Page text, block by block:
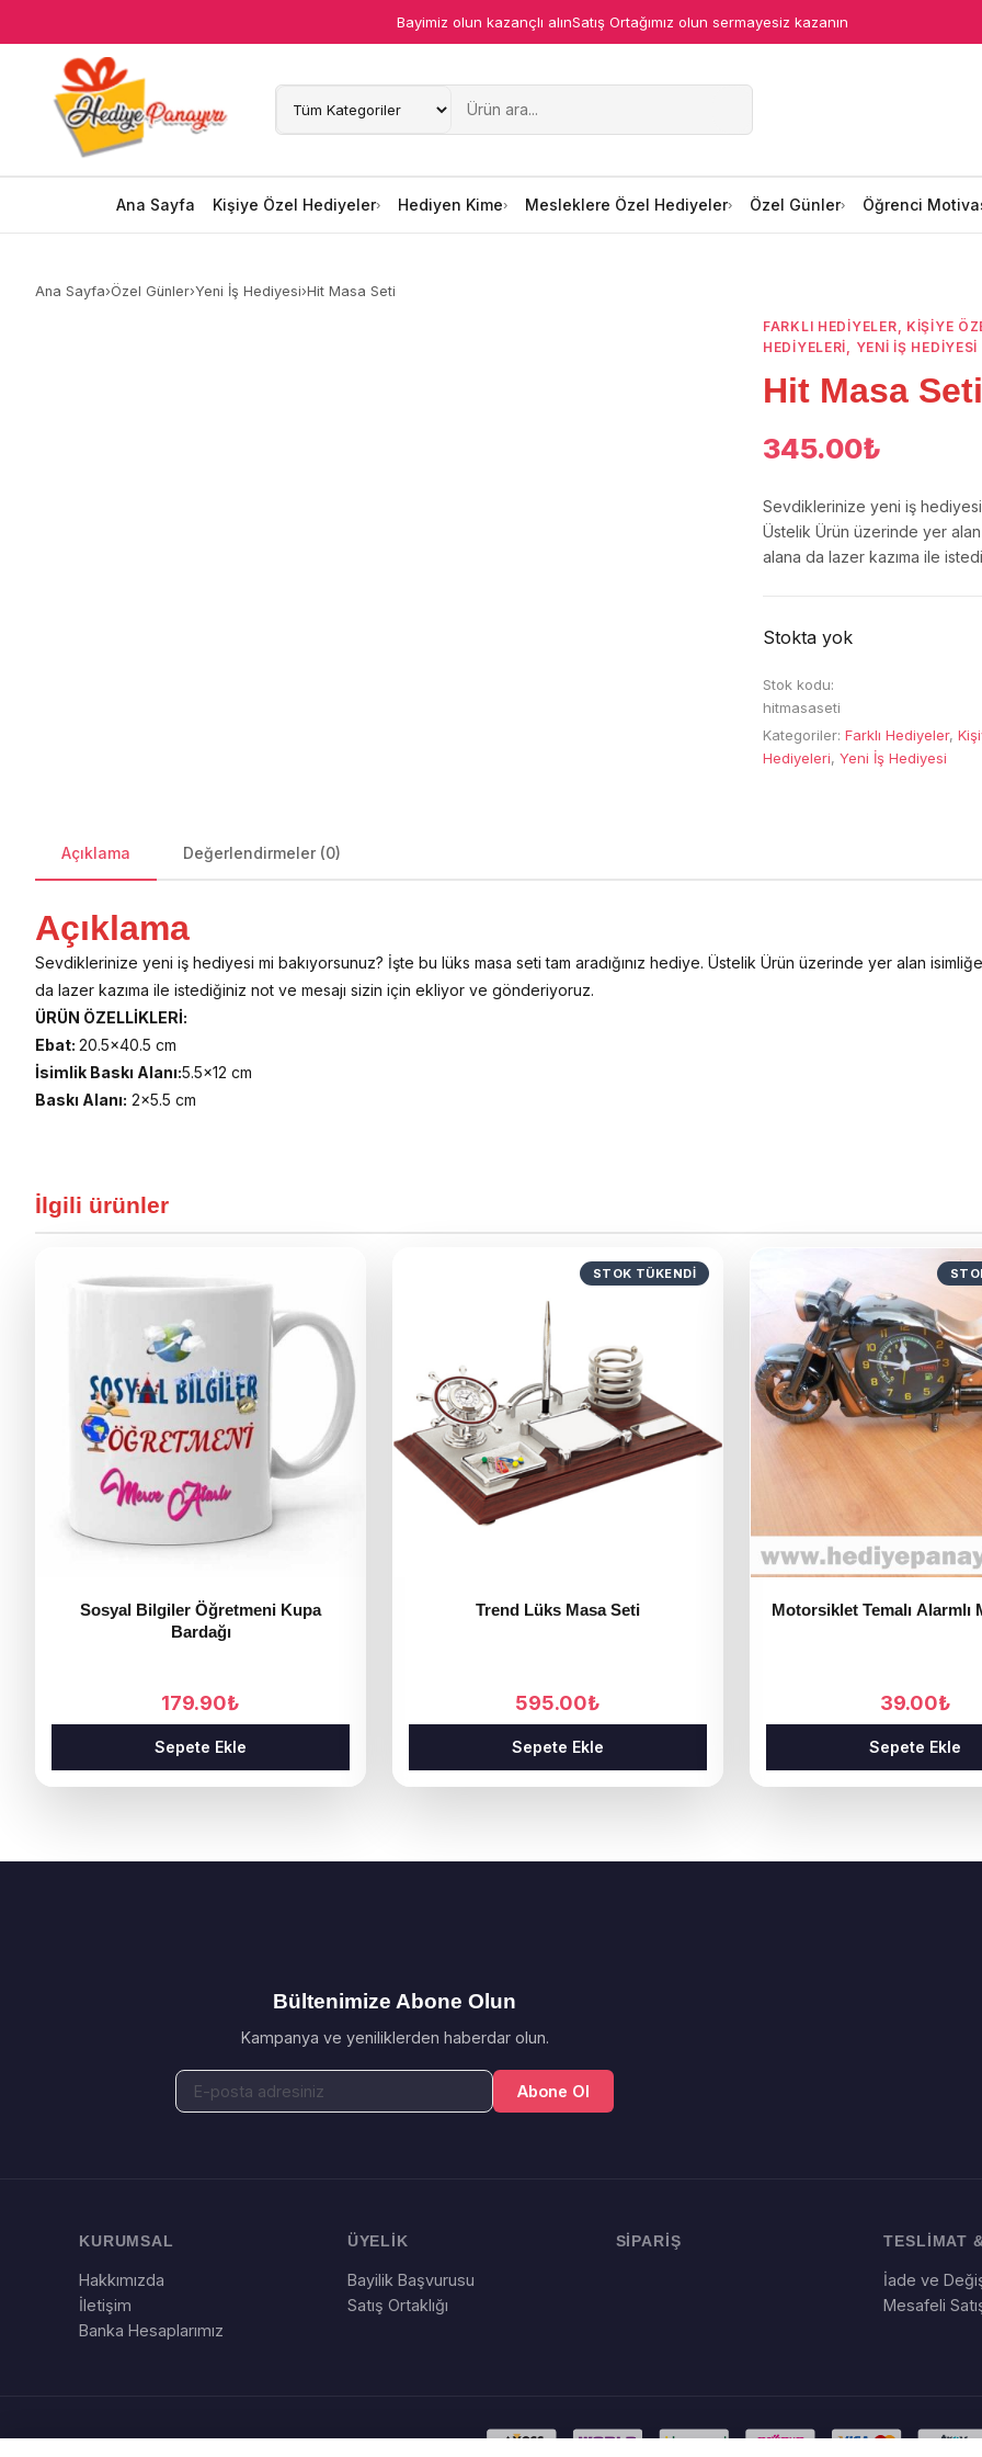
Bayimiz olun kazançlı alınSatış Ortağımız olun sermayesiz kazanın
Ana Sayfa Kişiye Özel Hediyeler Hediyen Kime Mesleklere Özel Hediyeler Özel Günler Öğrenci
Ana Sayfa
Kişiye Özel Hediyeler
Hediyen Kime
Ana Sayfa›Özel Günler›Yeni İş Hediyesi›Hit Masa Seti
FARKLI HEDIYELER
KIŞIYE
HEDIYELERI
YENI İŞ HEDIYESI
Hit Masa Seti
345.00₺
Sevdiklerinize yeni iş hediyesi
Üstelik Ürün üzerinde yer
alana da lazer kazıma ile
Stokta yok
Stok kodu:
hitmasaseti
Kategoriler: Farklı Hediyeler,
Hediyeleri, Yeni İş Hediyesi
Açıklama Değerlendirmeler (0)
Açıklama
Sevdiklerinize yeni iş hediyesi mi bakıyorsunuz? İşte bu lüks masa seti tam aradığınız hediye. Üstelik Ürün üzerinde yer alan
da lazer kazıma ile istediğiniz not ve mesajı sizin için ekliyor ve gönderiyoruz.
ÜRÜN ÖZELLİKLERİ:
Ebat: 20.5×40.5 cm
İsimlik Baskı Alanı:5.5×12 cm
Baskı Alanı: 2×5.5 cm
İlgili ürünler
Sosyal Bilgiler Öğretmeni Kupa
Bardağı
179.90₺
Sepete Ekle
STOK TÜKENDI
Trend Lüks Masa Seti
595.00₺
Sepete Ekle
Motorsiklet Temalı Alarmlı
39.00₺
Sepete Ekle
Bültenimize Abone Olun
Kampanya ve yeniliklerden haberdar olun.
Abone Ol
KURUMSAL
Hakkımızda
İletişim
Banka Hesaplarımız
ÜYELİK
Bayilik Başvurusu
Satış Ortaklığı
SİPARİŞ TESLİMAT
İade ve
Mesafeli